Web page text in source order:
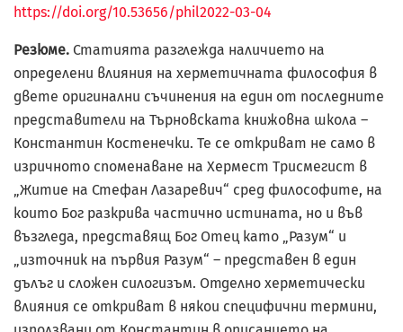
https://doi.org/10.53656/phil2022-03-04
Резюме. Статията разглежда наличието на
определени влияния на херметичната философия в
двете оригинални съчинения на един от последните
представители на Търновската книжовна школа –
Константин Костенечки. Те се откриват не само в
изричното споменаване на Хермест Трисмегист в
„Житие на Стефан Лазаревич“ сред философите, на
които Бог разкрива частично истината, но и във
възгледа, представящ Бог Отец като „Разум“ и
„източник на първия Разум“ – представен в един
дълъг и сложен силогизъм. Отделно херметически
влияния се откриват в някои специфични термини,